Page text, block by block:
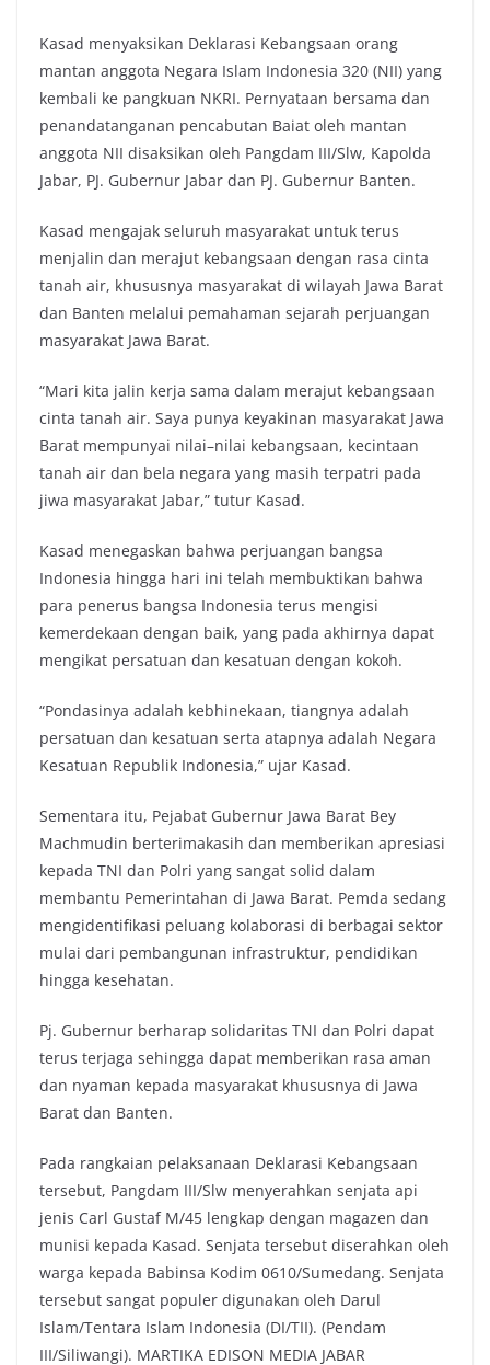
Kasad menyaksikan Deklarasi Kebangsaan orang
mantan anggota Negara Islam Indonesia 320 (NII) yang
kembali ke pangkuan NKRI. Pernyataan bersama dan
penandatanganan pencabutan Baiat oleh mantan
anggota NII disaksikan oleh Pangdam III/Slw, Kapolda
Jabar, PJ. Gubernur Jabar dan PJ. Gubernur Banten.
Kasad mengajak seluruh masyarakat untuk terus
menjalin dan merajut kebangsaan dengan rasa cinta
tanah air, khususnya masyarakat di wilayah Jawa Barat
dan Banten melalui pemahaman sejarah perjuangan
masyarakat Jawa Barat.
“Mari kita jalin kerja sama dalam merajut kebangsaan
cinta tanah air. Saya punya keyakinan masyarakat Jawa
Barat mempunyai nilai–nilai kebangsaan, kecintaan
tanah air dan bela negara yang masih terpatri pada
jiwa masyarakat Jabar,” tutur Kasad.
Kasad menegaskan bahwa perjuangan bangsa
Indonesia hingga hari ini telah membuktikan bahwa
para penerus bangsa Indonesia terus mengisi
kemerdekaan dengan baik, yang pada akhirnya dapat
mengikat persatuan dan kesatuan dengan kokoh.
“Pondasinya adalah kebhinekaan, tiangnya adalah
persatuan dan kesatuan serta atapnya adalah Negara
Kesatuan Republik Indonesia,” ujar Kasad.
Sementara itu, Pejabat Gubernur Jawa Barat Bey
Machmudin berterimakasih dan memberikan apresiasi
kepada TNI dan Polri yang sangat solid dalam
membantu Pemerintahan di Jawa Barat. Pemda sedang
mengidentifikasi peluang kolaborasi di berbagai sektor
mulai dari pembangunan infrastruktur, pendidikan
hingga kesehatan.
Pj. Gubernur berharap solidaritas TNI dan Polri dapat
terus terjaga sehingga dapat memberikan rasa aman
dan nyaman kepada masyarakat khususnya di Jawa
Barat dan Banten.
Pada rangkaian pelaksanaan Deklarasi Kebangsaan
tersebut, Pangdam III/Slw menyerahkan senjata api
jenis Carl Gustaf M/45 lengkap dengan magazen dan
munisi kepada Kasad. Senjata tersebut diserahkan oleh
warga kepada Babinsa Kodim 0610/Sumedang. Senjata
tersebut sangat populer digunakan oleh Darul
Islam/Tentara Islam Indonesia (DI/TII). (Pendam
III/Siliwangi). MARTIKA EDISON MEDIA JABAR